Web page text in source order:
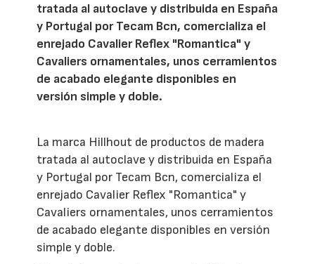
tratada al autoclave y distribuida en España
y Portugal por Tecam Bcn, comercializa el
enrejado Cavalier Reflex "Romantica" y
Cavaliers ornamentales, unos cerramientos
de acabado elegante disponibles en
versión simple y doble.
La marca Hillhout de productos de madera
tratada al autoclave y distribuida en España
y Portugal por Tecam Bcn, comercializa el
enrejado Cavalier Reflex "Romantica" y
Cavaliers ornamentales, unos cerramientos
de acabado elegante disponibles en versión
simple y doble.